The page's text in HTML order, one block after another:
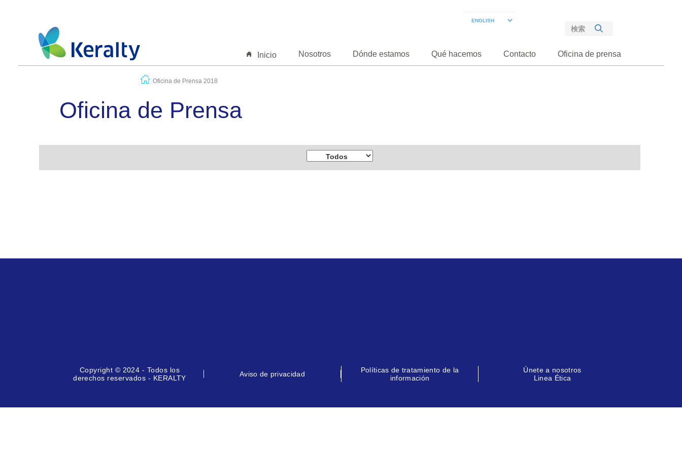
Inicio Nosotros Dónde estamos Qué hacemos Contacto Oficina de prensa
Oficina de Prensa 2018
Oficina de Prensa
Copyright © 2024 - Todos los
derechos reservados - KERALTY
Aviso de privacidad
Políticas de tratamiento de la
información
Únete a nosotros
Linea Ética